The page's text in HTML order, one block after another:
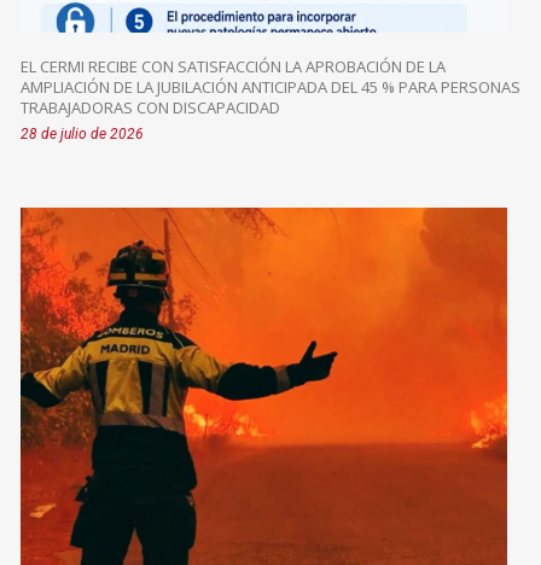
EL CERMI RECIBE CON SATISFACCIÓN LA APROBACIÓN DE LA
AMPLIACIÓN DE LA JUBILACIÓN ANTICIPADA DEL 45 % PARA PERSONAS
TRABAJADORAS CON DISCAPACIDAD
28 de julio de 2026